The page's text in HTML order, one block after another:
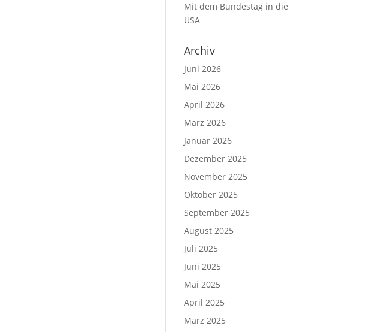
Mit dem Bundestag in die
USA
Archiv
Juni 2026
Mai 2026
April 2026
März 2026
Januar 2026
Dezember 2025
November 2025
Oktober 2025
September 2025
August 2025
Juli 2025
Juni 2025
Mai 2025
April 2025
März 2025